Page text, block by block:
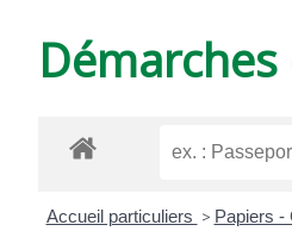
Accueil particuliers > Papiers -